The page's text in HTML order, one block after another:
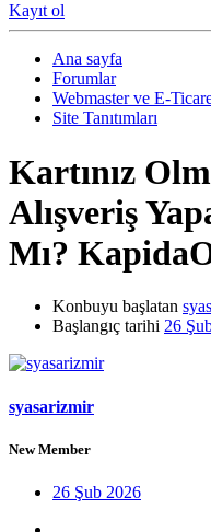
Kayıt ol
Ana sayfa
Forumlar
Webmaster ve E-
Site Tanıtımları
Kartınız
Alışveriş
Mı?
Konbuyu başlatan
Başlangıç tarihi 26
syasarizmir
New Member
26 Şub 2026